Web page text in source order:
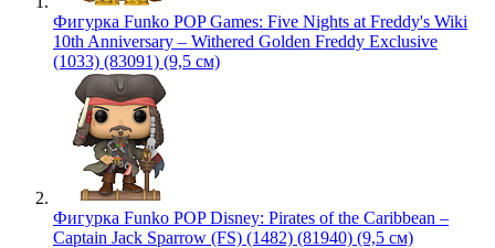
Фигурка Funko POP Games: Five Nights at Freddy's Wiki
10th Anniversary – Withered Golden Freddy Exclusive
(1033) (83091) (9,5 см)
Фигурка Funko POP Disney: Pirates of the Caribbean –
Captain Jack Sparrow (FS) (1482) (81940) (9,5 см)